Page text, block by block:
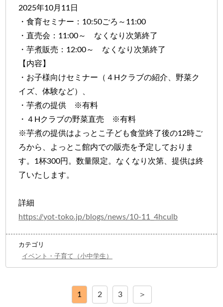
2025年10月11日
・食育セミナー：10:50ごろ～11:00
・直売会：11:00～ なくなり次第終了
・芋煮販売：12:00～ なくなり次第終了
【内容】
・お子様向けセミナー（４Hクラブの紹介、野菜ク
イズ、体験など）、
・芋煮の提供 ※有料
・４Hクラブの野菜直売 ※有料
※芋煮の提供はよっとこ子ども食堂終了後の12時ご
ろから、よっとこ館内での販売を予定しておりま
す。1杯300円。数量限定。なくなり次第、提供は終
了いたします。
詳細
https://yot-toko.jp/blogs/news/10-11_4hculb
カテゴリ
イベント・子育て（小中学生）
1 2 3 ＞